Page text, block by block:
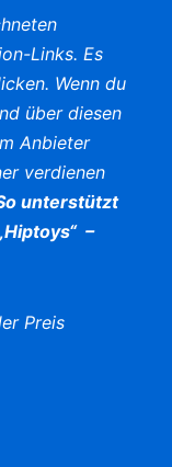
Links. Es
Wenn du
über diesen
Anbieter
verdienen
unterstützt
–
Preis